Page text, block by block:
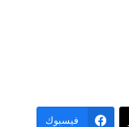
فيسبوك